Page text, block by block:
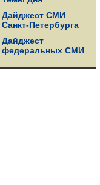
Дайджест СМИ
Санкт-Петербурга
Дайджест
федеральных СМИ